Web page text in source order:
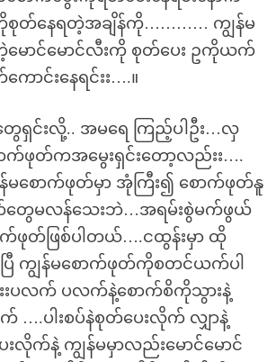
တ်နေရတဲ့အချိန်ကို………… ကျွန်မ
ောင်မောင်လီးကို စုတ်ပေး ဥကိုယက်
ာင်းနေရင်းး….။
ေရှင်းလို့.. အမရေ ကြည့်ပါဦး…လှ
ဖုတ်ကအမွေးရှင်းတော့လည်းး….
စောက်ဖုတ်မှာ အုံကြီး၍ စောက်ဖုတ်နူ
တွေမလန်သေးဘဲ…အရမ်းစွဲမက်ဖွယ်
က်ဖုတ်ဖြစ်ပါတယ်….ငထွန်းမှာ ထို
းပြီ ကျွန်မစောက်ဖုတ်ကိုစတင်ယက်ပါ
းပလက် ပလက်နဲ့စောက်စိကိုသွားနဲ့
….ပါးစပ်နဲစုတ်ပေးလိုက် လျှာနဲ့
းလိုက်နဲ့ ကျွန်မမှာလည်းမောင်မောင်